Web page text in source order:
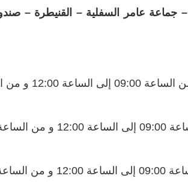
المنطقة الحرة الأطلسية – الطريق الوطنية رقم 4 – جماعة عامر السفلية –
، من الساعة 09:00 إلى